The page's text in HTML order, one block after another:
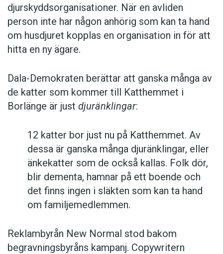
djurskyddsorganisationer. När en avliden
person inte har någon anhörig som kan ta hand
om husdjuret kopplas en organisation in för att
hitta en ny ägare.
Dala-Demokraten berättar att ganska många av
de katter som kommer till Katthemmet i
Borlänge är just djuränklingar:
12 katter bor just nu på Katthemmet. Av
dessa är ganska många djuränklingar, eller
änkekatter som de också kallas. Folk dör,
blir dementa, hamnar på ett boende och
det finns ingen i släkten som kan ta hand
om familjemedlemmen.
Reklambyrån New Normal stod bakom
begravningsbyråns kampanj. Copywritern